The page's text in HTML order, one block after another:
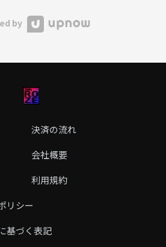
by
決済の流れ
会社概要
利用規約
リシー
基づく表記